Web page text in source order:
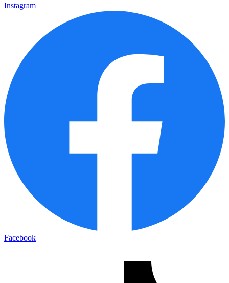
Instagram
Facebook